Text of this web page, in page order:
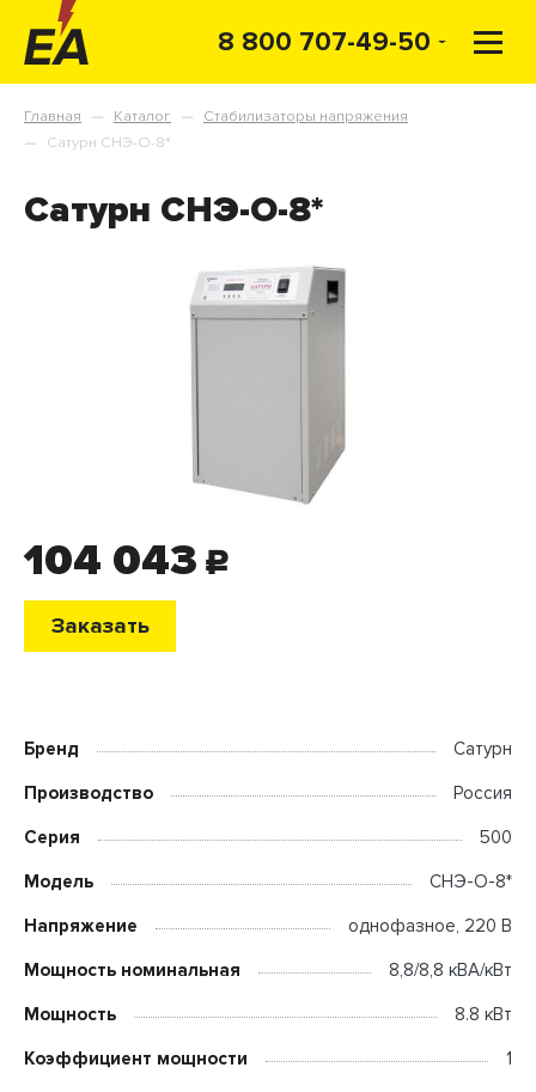
8 800 707-49-50
Главная — Каталог — Стабилизаторы напряжения
— Сатурн СНЭ-О-8*
Сатурн СНЭ-О-8*
104 043 c
Заказать
Бренд Сатурн
Производство Россия
Серия 500
Модель СНЭ-О-8*
Напряжение однофазное, 220 В
Мощность номинальная 8,8/8,8 кВА/кВт
Мощность 8.8 кВт
Коэффициент мощности 1